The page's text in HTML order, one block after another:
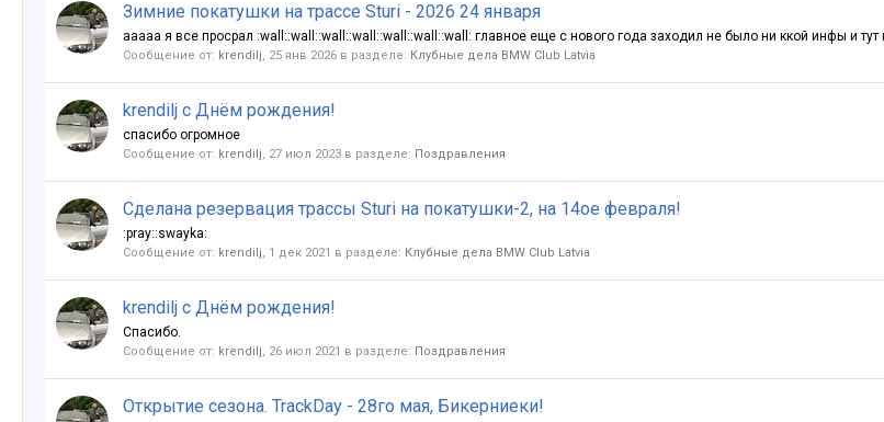
Зимние покатушки на трассе Sturi - 2026 24 января
ааааа я все просрал :wall::wall::wall::wall::wall::wall::wall: главное еще с нового года заходил не было ни ккой инфы и тут
Сообщение от: krendilj, 25 янв 2026 в разделе: Клубные дела BMW Club Latvia
krendilj с Днём рождения!
спасибо огромное
Сообщение от: krendilj, 27 июл 2023 в разделе: Поздравления
Сделана резервация трассы Sturi на покатушки-2, на 14ое февраля!
:pray::swayka:
Сообщение от: krendilj, 1 дек 2021 в разделе: Клубные дела BMW Club Latvia
krendilj с Днём рождения!
Спасибо.
Сообщение от: krendilj, 26 июл 2021 в разделе: Поздравления
Открытие сезона. TrackDay - 28го мая, Бикерниеки!